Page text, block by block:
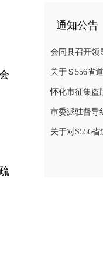
通知公告
怀化市征集盗
市委派驻督导